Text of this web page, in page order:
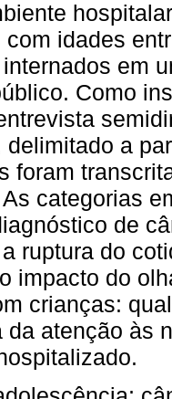
idades
em
Como
delimitado a
foram
categorias
de
ruptura do
impacto do
crianças:
da atenção às